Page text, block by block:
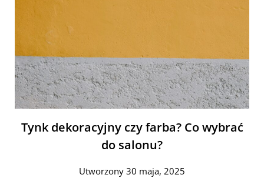
Tynk dekoracyjny czy farba? Co wybrać
do salonu?
Utworzony 30 maja, 2025